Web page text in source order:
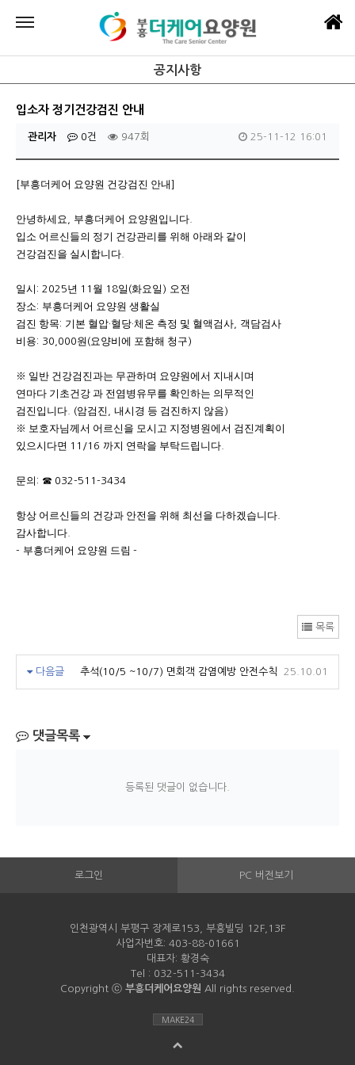
공지사항
입소자 정기건강검진 안내
관리자 0건 947회 25-11-12 16:01
부흥더케어 요양원 건강검진 안내
안녕하세요 부흥더케어 요양원입니다
입소 어르신들의 정기 건강관리를 위해 아래와 같이
건강검진을 실시합니다
일시 : 2025년 11 월 18일 (화요일 ) 오전
장소: 부흥더케어 요양원 생활실
검진 항목: 기본 혈압·혈당·체온 측정 및 혈액검사 객담검사
비용: 30,000원 (요양비에 포함해 청구)
※ 일반 건강검진과는 무관하며 요양원에서 지내시며
연마다 기초건강 과 전염병유무를 확인하는 의무적인
검진입니다 . (암검진 내시경 등 검진하지 않음)
※ 보호자님께서 어르신을 모시고 지정병원에서 검진계획이
있으시다면 11/16 까지 연락을 부탁드립니다
문의 : ☎ 032-511-3434
항상 어르신들의 건강과 안전을 위해 최선을 다하겠습니다
감사합니다
- 부흥더케어 요양원 드림 -
목록
다음글 추석(10/5 ~10/7) 면회객 감염예방 안전수칙 25.10.01
댓글목록
등록된 댓글이 없습니다.
로그인 PC 버전보기
인천광역시 부평구 장제로153, 부흥빌딩 12F,13F
사업자번호: 403-88-01661
대표자: 황경숙
Tel : 032-511-3434
Copyright ⓒ 부흥더케어요양원 All rights reserved.
MAKE24